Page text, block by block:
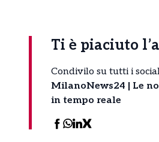
Ti è piaciuto
Condivilo su tutti i
MilanoNews24 | Le
in tempo reale